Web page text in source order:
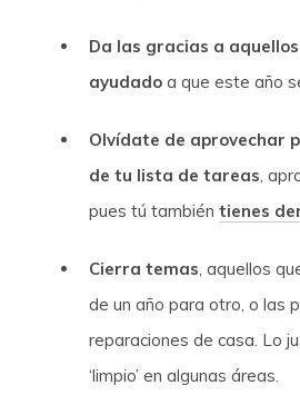
Da las gracias a
ayudadoa que este año
Olvídate de aprovechar
de tu lista de tareas,
pues tú también tienes
Cierra temas, aquellos
de un año para otro, o las
reparaciones de casa. Lo
‘limpio’ en algunas áreas.